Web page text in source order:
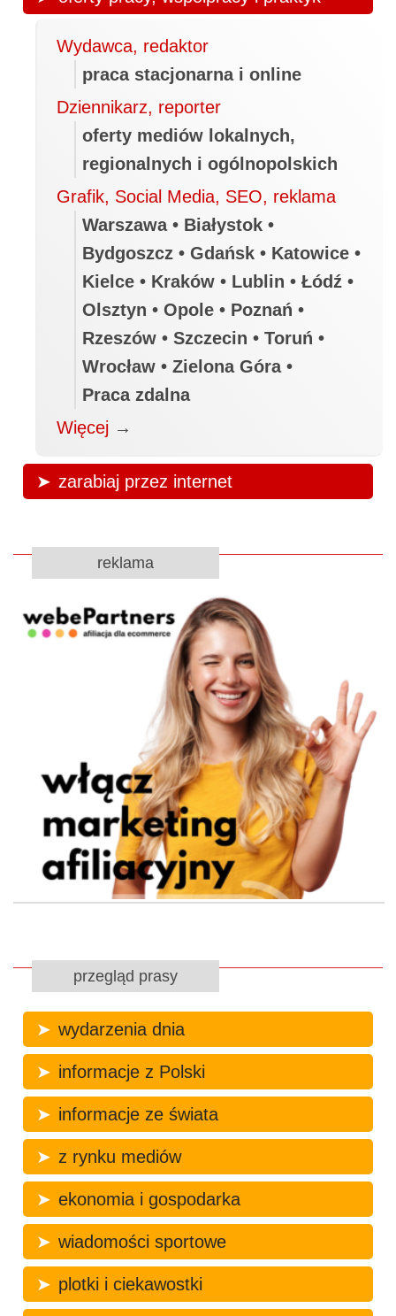
Wydawca, redaktor
praca stacjonarna i online
Dziennikarz, reporter
oferty mediów lokalnych,
regionalnych i ogólnopolskich
Grafik, Social Media, SEO, reklama
Warszawa • Białystok •
Bydgoszcz • Gdańsk • Katowice •
Kielce • Kraków • Lublin • Łódź •
Olsztyn • Opole • Poznań •
Rzeszów • Szczecin • Toruń •
Wrocław • Zielona Góra •
Praca zdalna
Więcej →
zarabiaj przez internet
reklama
przegląd prasy
wydarzenia dnia
informacje z Polski
informacje ze świata
z rynku mediów
ekonomia i gospodarka
wiadomości sportowe
plotki i ciekawostki